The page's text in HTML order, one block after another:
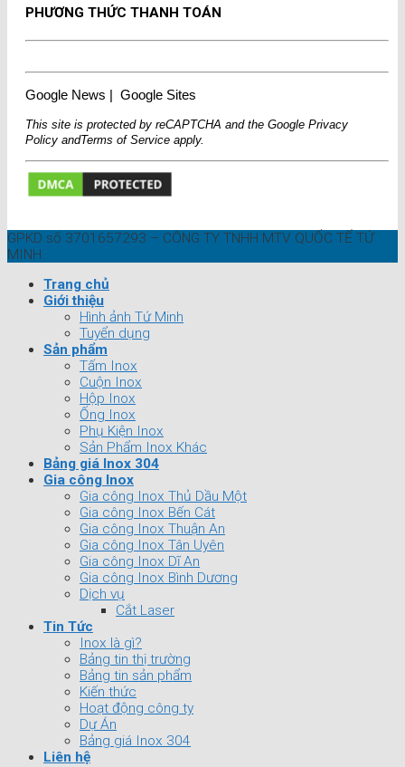
PHƯƠNG THỨC THANH TOÁN
Google News | Google Sites
This site is protected by reCAPTCHA and the Google Privacy
Policy andTerms of Service apply.
GPKD số 3701657293 – CÔNG TY TNHH MTV QUỐC TẾ TỨ
MINH
Trang chủ
Giới thiệu
Hình ảnh Tứ Minh
Tuyển dụng
Sản phẩm
Tấm Inox
Cuộn Inox
Hộp Inox
Ống Inox
Phụ Kiện Inox
Sản Phẩm Inox Khác
Bảng giá Inox 304
Gia công Inox
Gia công Inox Thủ Dầu Một
Gia công Inox Bến Cát
Gia công Inox Thuận An
Gia công Inox Tân Uyên
Gia công Inox Dĩ An
Gia công Inox Bình Dương
Dịch vụ
Cắt Laser
Tin Tức
Inox là gì?
Bảng tin thị trường
Bảng tin sản phẩm
Kiến thức
Hoạt động công ty
Dự Án
Bảng giá Inox 304
Liên hệ